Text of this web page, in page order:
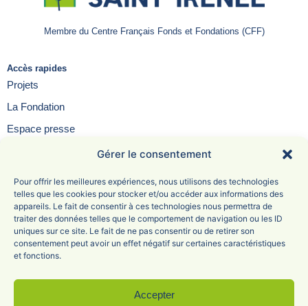
Gérer le consentement
Pour offrir les meilleures expériences, nous utilisons des technologies
telles que les cookies pour stocker et/ou accéder aux informations des
appareils. Le fait de consentir à ces technologies nous permettra de
traiter des données telles que le comportement de navigation ou les ID
uniques sur ce site. Le fait de ne pas consentir ou de retirer son
consentement peut avoir un effet négatif sur certaines caractéristiques
et fonctions.
Accepter
Accès rapides
Projets
La Fondation
Espace presse
Membre du Centre Français Fonds et Fondations (CFF)
Fondation Saint-Irénée
6 Avenue Adolphe Max